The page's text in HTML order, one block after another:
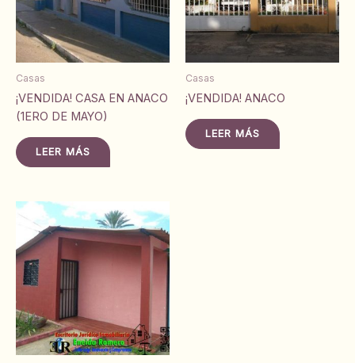
Casas
¡VENDIDA! CASA EN ANACO
(1ERO DE MAYO)
LEER MÁS
Casas
¡VENDIDA! ANACO
LEER MÁS